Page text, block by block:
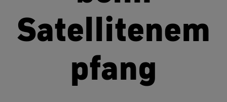
Satellitenem
pfang